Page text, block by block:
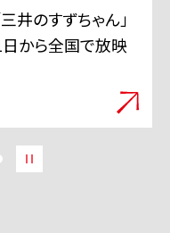
井のすずちゃん」
から全国で放映